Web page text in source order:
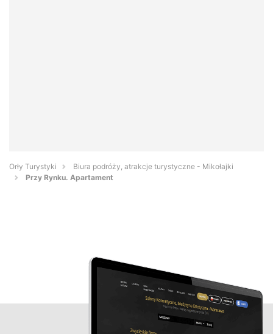
Orły Turystyki
Biura podróży, atrakcje turystyczne - Mikołajki
Przy Rynku. Apartament